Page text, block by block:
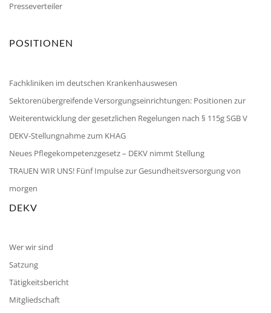
Presseverteiler
POSITIONEN
Fachkliniken im deutschen Krankenhauswesen
Sektorenübergreifende Versorgungseinrichtungen: Positionen zur
Weiterentwicklung der gesetzlichen Regelungen nach § 115g SGB V
DEKV-Stellungnahme zum KHAG
Neues Pflegekompetenzgesetz – DEKV nimmt Stellung
TRAUEN WIR UNS! Fünf Impulse zur Gesundheitsversorgung von
morgen
DEKV
Wer wir sind
Satzung
Tätigkeitsbericht
Mitgliedschaft